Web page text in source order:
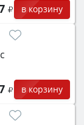
в корзину
в корзину